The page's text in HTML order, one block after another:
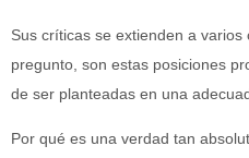
Sus críticas se extienden a
pregunto, son estas posiciones
de ser planteadas en una
Por qué es una verdad tan